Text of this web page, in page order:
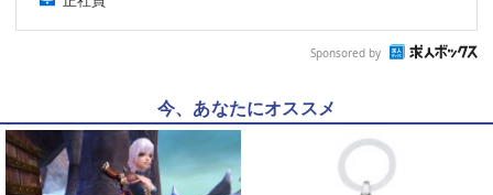
Sponsored by
今、あなたにオススメ